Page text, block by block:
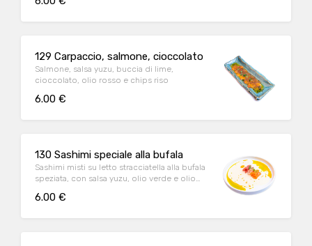
129 Carpaccio, salmone, cioccolato
Salmone, salsa yuzu, buccia di lime,
cioccolato, olio rosso e chips riso
6.00 €
130 Sashimi speciale alla bufala
Sashimi misti su letto stracciatella alla bufala
speziata, con salsa yuzu, olio verde e olio
6.00 €